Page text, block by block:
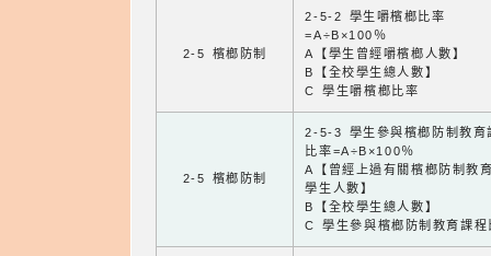
2-5 檳榔防制
2-5-2 學生嚼檳榔比率
=A÷B×100％
A【學生曾經嚼檳榔人數】
B【全校學生總人數】
C 學生嚼檳榔比率
2-5 檳榔防制
2-5-3 學生參與檳榔防制教育
比率=A÷B×100％
A【曾經上過有關檳榔防制教
學生人數】
B【全校學生總人數】
C 學生參與檳榔防制教育課程